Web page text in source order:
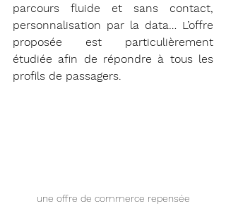
parcours fluide et sans contact,
personnalisation par la data… L’offre
proposée est particulièrement
étudiée afin de répondre à tous les
profils de passagers.
une offre de commerce repensée